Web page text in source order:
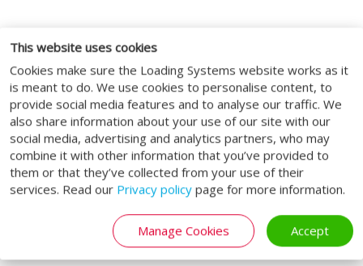
This website uses cookies
Cookies make sure the Loading Systems website works as it
is meant to do. We use cookies to personalise content, to
provide social media features and to analyse our traffic. We
also share information about your use of our site with our
social media, advertising and analytics partners, who may
combine it with other information that you’ve provided to
them or that they’ve collected from your use of their
services. Read our Privacy policy page for more information.
Manage Cookies Accept
FOLGEN SIE UNS
GENERAL
Geschäftsbedingungen